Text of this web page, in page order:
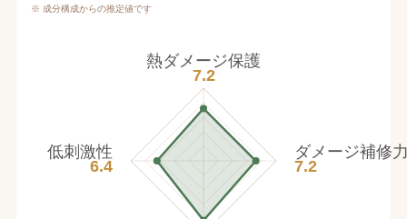
※ 成分構成からの推定値です
熱ダメージ保護
7.2
ダメージ補修
7.2
低刺激性
6.4